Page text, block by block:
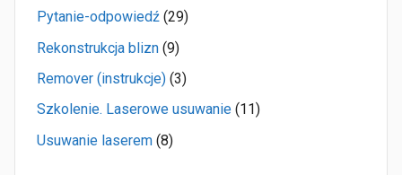
Pytanie-odpowiedź (29)
Rekonstrukcja blizn (9)
Remover (instrukcje) (3)
Szkolenie. Laserowe usuwanie (11)
Usuwanie laserem (8)